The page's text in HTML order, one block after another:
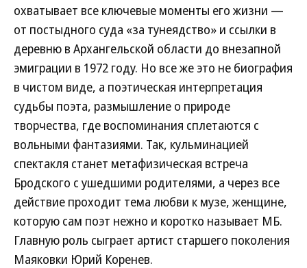
охватывает все ключевые моменты его жизни —
от постыдного суда «за тунеядство» и ссылки в
деревню в Архангельской области до внезапной
эмиграции в 1972 году. Но все же это не биография
в чистом виде, а поэтическая интерпретация
судьбы поэта, размышление о природе
творчества, где воспоминания сплетаются с
вольными фантазиями. Так, кульминацией
спектакля станет метафизическая встреча
Бродского с ушедшими родителями, а через все
действие проходит тема любви к музе, женщине,
которую сам поэт нежно и коротко называет МБ.
Главную роль сыграет артист старшего поколения
Маяковки Юрий Коренев.